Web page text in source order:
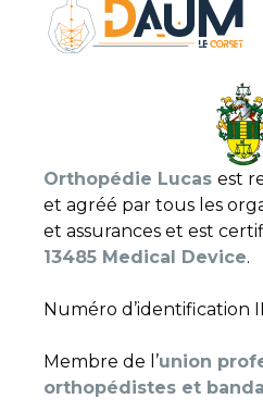
Orthopédie Lucas est
et agréé par tous les
et assurances et est
13485 Medical Device.
Numéro d’identification
Membre de l’union
orthopédistes et